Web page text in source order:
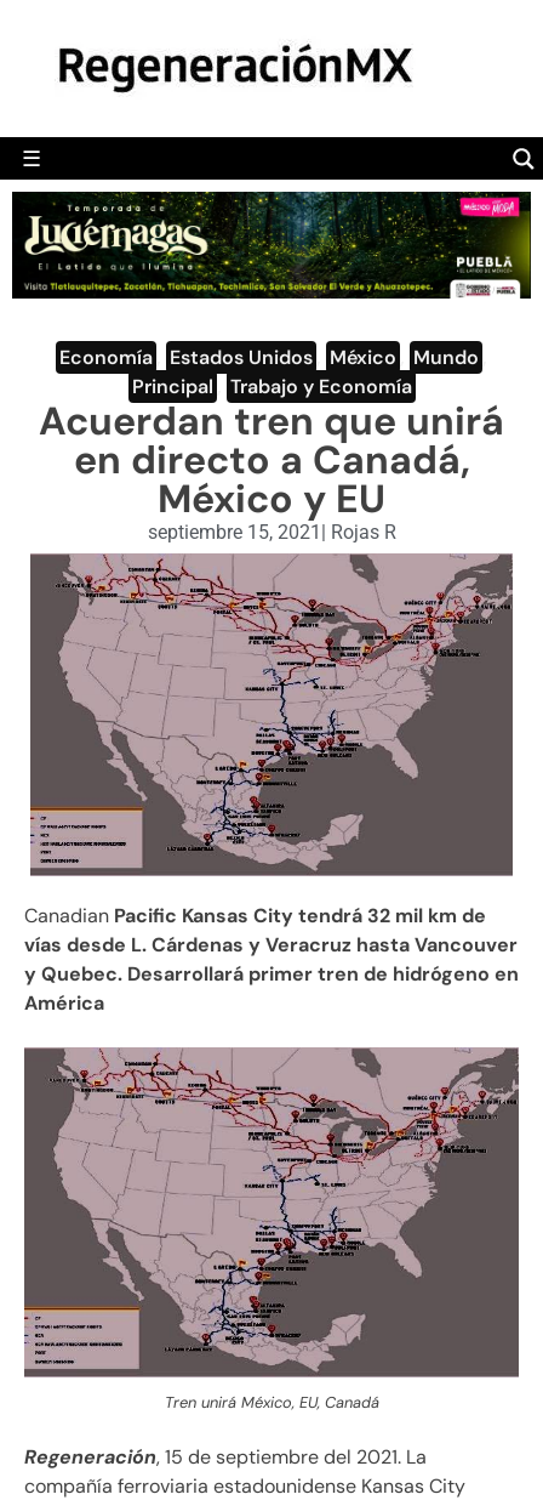
☰
POLÍTICA
CAMALEÓN
OPINIÓN
DEPORTES
ENGLISH SECTION
VIDEOS
Economía Estados Unidos México Mundo
Principal
Trabajo y Economía
Acuerdan tren que unirá
en directo a Canadá,
México y EU
septiembre 15, 2021 | Rojas R
Canadian Pacific Kansas City tendrá 32 mil km de
vías desde L. Cárdenas y Veracruz hasta Vancouver
y Quebec. Desarrollará primer tren de hidrógeno en
América
Tren unirá México, EU, Canadá
Regeneración, 15 de septiembre del 2021. La
compañía ferroviaria estadounidense Kansas City